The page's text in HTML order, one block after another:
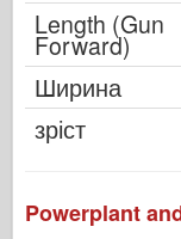
Length (Gun
Forward)
Ширина
зріст
Powerplant